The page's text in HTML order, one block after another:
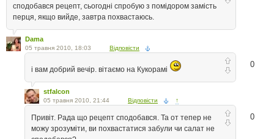
сподобався рецепт, сьогодні спробую з помідором замість
перця, якщо вийде, завтра похвастаюсь.
Dama
05 травня 2010, 18:03 Відповісти
0
і вам добрий вечір. вітаємо на Кукорамі
stfalcon
05 травня 2010, 21:44 Відповісти ↑
0
Привіт. Рада що рецепт сподобався. Та от тепер не
можу зрозуміти, ви похвастатися забули чи салат не